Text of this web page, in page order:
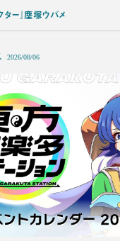
ター』塵塚ウバメ
2026/08/06